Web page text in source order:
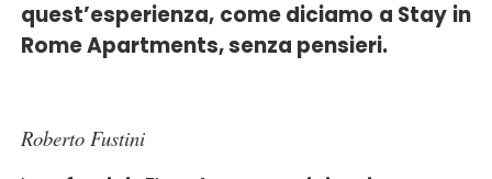
quest’esperienza, come diciamo a Stay in
Rome Apartments, senza pensieri.
Roberto Fustini